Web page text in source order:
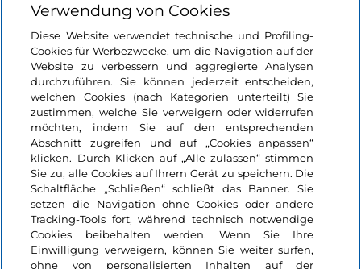
Informationen über die Seite
Nützliche Links
Login
Bleiben wir in Kontakt
Verwendung von Cookies
Diese Website verwendet technische und Profiling-
Cookies für Werbezwecke, um die Navigation auf der
Website zu verbessern und aggregierte Analysen
durchzuführen. Sie können jederzeit entscheiden,
welchen Cookies (nach Kategorien unterteilt) Sie
zustimmen, welche Sie verweigern oder widerrufen
möchten, indem Sie auf den entsprechenden
Abschnitt zugreifen und auf „Cookies anpassen“
klicken. Durch Klicken auf „Alle zulassen“ stimmen
Sie zu, alle Cookies auf Ihrem Gerät zu speichern. Die
Schaltfläche „Schließen“ schließt das Banner. Sie
setzen die Navigation ohne Cookies oder andere
Tracking-Tools fort, während technisch notwendige
Cookies beibehalten werden. Wenn Sie Ihre
Einwilligung verweigern, können Sie weiter surfen,
ohne von personalisierten Inhalten auf der